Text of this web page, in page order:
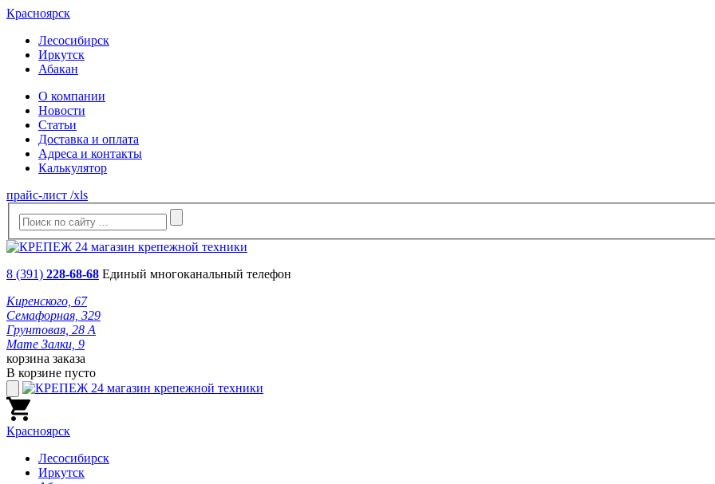
Красноярск
Лесосибирск
Иркутск
Абакан
О компании
Новости
Статьи
Доставка и оплата
Адреса и контакты
Калькулятор
прайс-лист /xls
8 (391) 228-68-68 Единый многоканальный телефон
Киренского, 67
Семафорная, 329
Грунтовая, 28 А
Мате Залки, 9
корзина заказа
В корзине пусто
Красноярск
Лесосибирск
Иркутск